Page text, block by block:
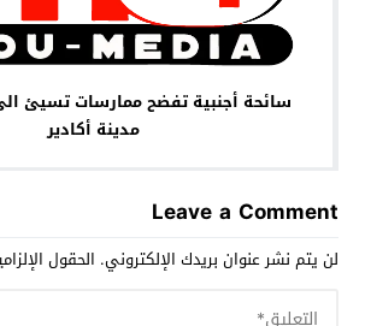
سائحة أجنبية تفضح ممارسات تسيئ
مدينة أكادير
Leave a Comment
لن يتم نشر عنوان بريدك الإلكتروني. الحقول